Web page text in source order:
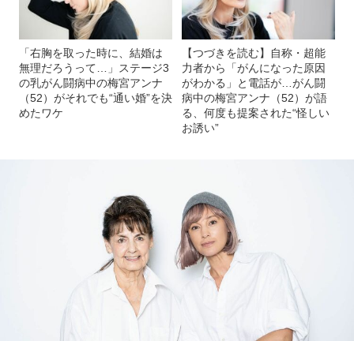
「右胸を取った時に、結婚は
無理だろうって…」ステージ3
の乳がん闘病中の梅宮アンナ
（52）がそれでも“通い婚”を決
めたワケ
【つづきを読む】自称・超能
力者から「がんになった原因
がわかる」と電話が…がん闘
病中の梅宮アンナ（52）が語
る、何度も提案された“怪しい
お誘い”